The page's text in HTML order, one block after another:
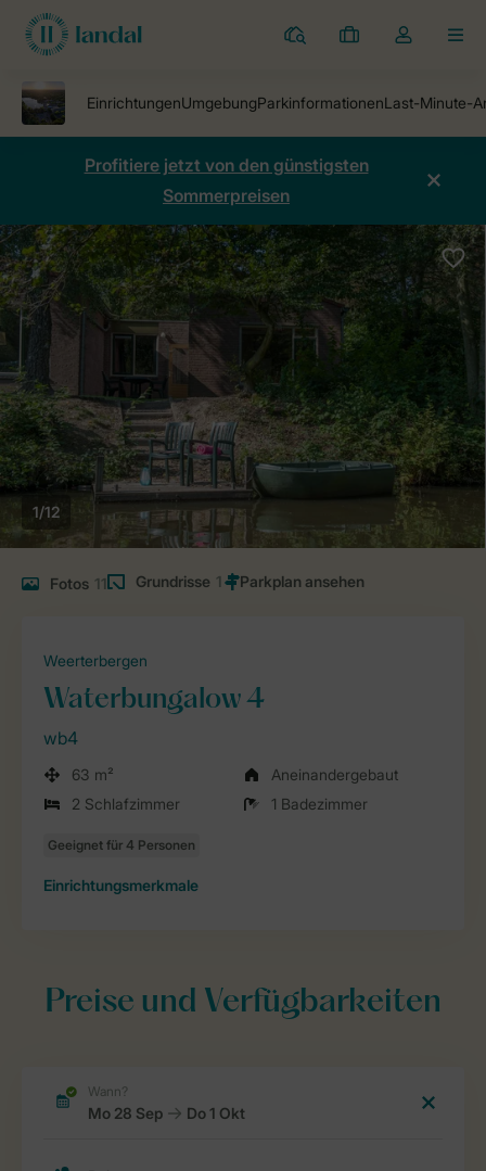
Ferienparks
Meine
Dropdown-
öffnen
Profitiere jetzt von den günstigsten
Sommerpreisen
1/12
Fotos 11 Grundrisse 1
Weerterbergen
Waterbungalow 4
wb4
63 m²
Aneinandergebaut
2 Schlafzimmer
1 Badezimmer
Einrichtungsmerkmale
Preise und Verfügbarkeiten